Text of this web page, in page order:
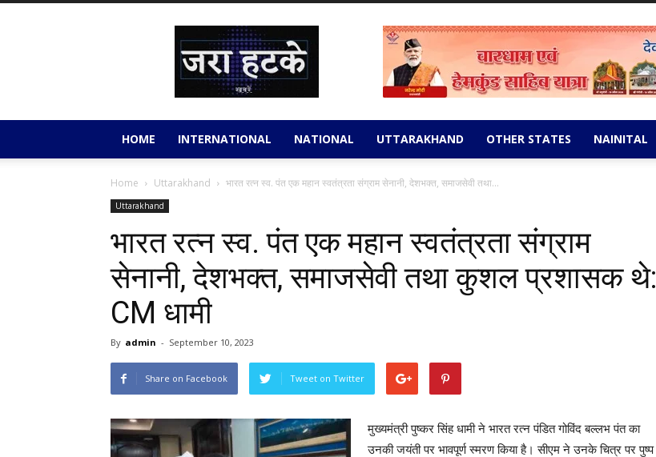
Hatkey
HOME INTERNATIONAL NATIONAL UTTARAKHAND OTHER STATES NAINITAL
Home Uttarakhand भारत रत्न स्व. पंत एक महान स्वतंत्रता संग्राम सेनानी, देशभक्त, समाजसेवी तथा...
Uttarakhand
भारत रत्न स्व. पंत एक महान स्वतंत्रता संग्राम
सेनानी, देशभक्त, समाजसेवी तथा कुशल प्रशासक थे:
CM धामी
By admin - September 10, 2023
Share on Facebook Tweet on Twitter
मुख्यमंत्री पुष्कर सिंह धामी ने भारत रत्न पंडित गोविंद बल्लभ पंत का
उनकी जयंती पर भावपूर्ण स्मरण किया है। सीएम ने उनके चित्र पर पुष्प